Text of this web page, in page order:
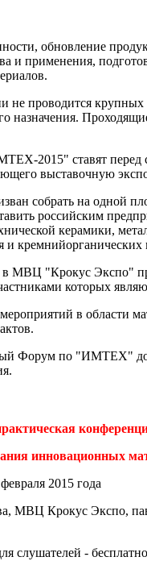
обновление
и применения,
не проводится
назначения.
2015" ставят перед
выставочную
собрать на одной
российским
керамики,
и
МВЦ "Крокус Экспо"
которых
в области
Форум по "ИМТЕХ"
инновационных
2015 года
МВЦ Крокус Экспо,
слушателей -